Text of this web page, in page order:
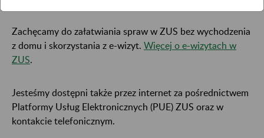
Zachęcamy do załatwiania spraw w ZUS bez wychodzenia
z domu i skorzystania z e-wizyt. Więcej o e-wizytach w
ZUS
Jesteśmy dostępni także przez internet za pośrednictwem
Platformy Usług Elektronicznych (PUE) ZUS oraz w
kontakcie telefonicznym.